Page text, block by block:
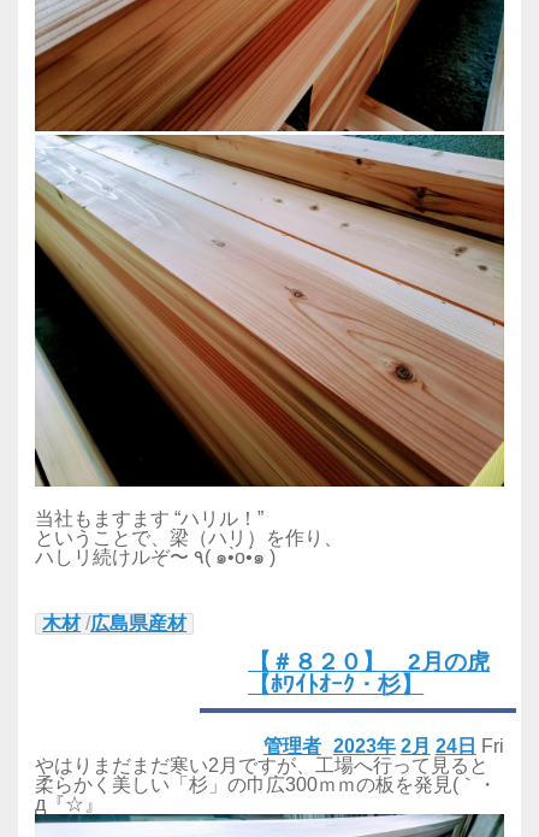
当社もますます “ハリル！”
ということで、梁（ハリ）を作り、
ハしリ続けルぞ〜 ٩( ๑•̀o•́๑ )
木材/広島県産材
【＃８２０】 2月の虎
【ﾎﾜｲﾄｵｰｸ・杉】
2023年 2月 24日 Fri
管理者
やはりまだまだ寒い2月ですが、工場へ行って見ると
柔らかく美しい「杉」の巾広300ｍｍの板を発見(｀・
д『☆』